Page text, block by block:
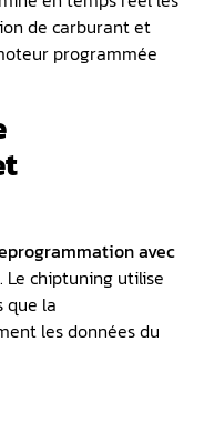
de carburant et
programmée
avec
. Le chiptuning utilise
que la
les données du